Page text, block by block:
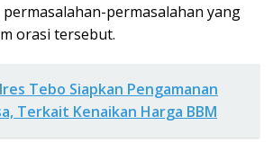
permasalahan yang
orasi tersebut.
Tebo Siapkan Pengamanan
Terkait Kenaikan Harga BBM